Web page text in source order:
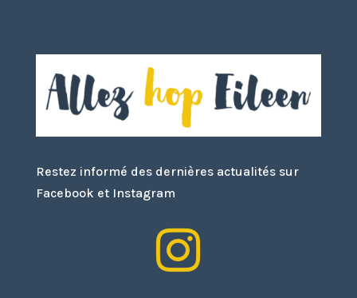
Restez informé des dernières actualités sur
Facebook et Instagram
